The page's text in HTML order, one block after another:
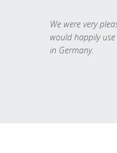
We were very
would happily
in Germany.